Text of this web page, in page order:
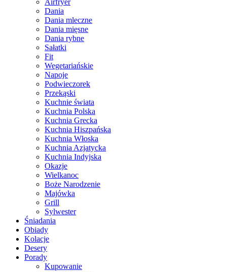
Airfryer
Dania
Dania mleczne
Dania mięsne
Dania rybne
Sałatki
Fit
Wegetariańskie
Napoje
Podwieczorek
Przekąski
Kuchnie świata
Kuchnia Polska
Kuchnia Grecka
Kuchnia Hiszpańska
Kuchnia Włoska
Kuchnia Azjatycka
Kuchnia Indyjska
Okazje
Wielkanoc
Boże Narodzenie
Majówka
Grill
Sylwester
Śniadania
Obiady
Kolacje
Desery
Porady
Kupowanie